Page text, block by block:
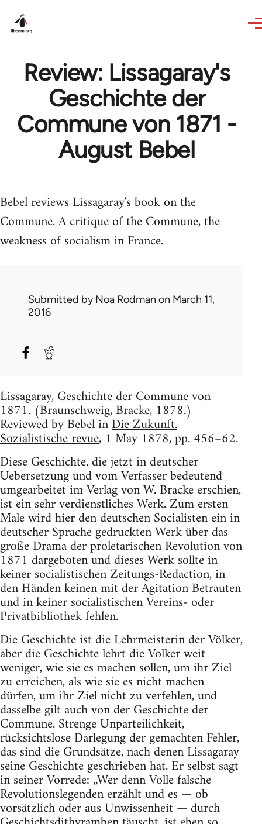
Review: Lissagaray's
Geschichte der
Commune von 1871 -
August Bebel
Bebel reviews Lissagaray's book on the
Commune. A critique of the Commune, the
weakness of socialism in France.
Submitted byNoa Rodman on March 11,
2016
Lissagaray, Geschichte der Commune von
1871. (Braunschweig, Bracke, 1878.)
Reviewed by Bebel inDie Zukunft.
Sozialistische revue, 1 May 1878, pp. 456–62.
Diese Geschichte, die jetzt in deutscher
Uebersetzung und vom Verfasser bedeutend
umgearbeitet im Verlag von W. Bracke erschien,
ist ein sehr verdienstliches Werk. Zum ersten
Male wird hier den deutschen Socialisten ein in
deutscher Sprache gedruckten Werk über das
große Drama der proletarischen Revolution von
1871 dargeboten und dieses Werk sollte in
keiner socialistischen Zeitungs-Redaction, in
den Händen keinen mit der Agitation Betrauten
und in keiner socialistischen Vereins- oder
Privatbibliothek fehlen.
Die Geschichte ist die Lehrmeisterin der Völker,
aber die Geschichte lehrt die Volker weit
weniger, wie sie es machen sollen, um ihr Ziel
zu erreichen, als wie sie es nicht machen
dürfen, um ihr Ziel nicht zu verfehlen, und
dasselbe gilt auch von der Geschichte der
Commune. Strenge Unparteilichkeit,
rücksichtslose Darlegung der gemachten Fehler,
das sind die Grundsätze, nach denen Lissagaray
seine Geschichte geschrieben hat. Er selbst sagt
in seiner Vorrede: „Wer denn Volle falsche
Revolutionslegenden erzählt und es — ob
vorsätzlich oder aus Unwissenheit — durch